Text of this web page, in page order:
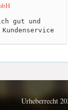
gut und
Urheberrecht